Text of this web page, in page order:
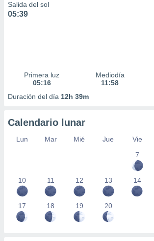
Salida del sol
05:39
Primera luz
05:16
Mediodía
11:58
Duración del día 12h 39m
Calendario lunar
Lun Mar Mié Jue Vie
7
10 11 12 13 14
17 18 19 20